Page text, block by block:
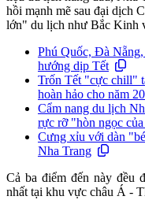
hồi mạnh mẽ sau đại dịch
lớn" du lịch như Bắc Kinh
Phú Quốc, Đà
hướng dịp Tết
Trốn Tết "cực chill"
hoàn hảo cho năm
Cẩm nang du lịch
rực rỡ "hòn ngọc
Cưng xỉu với dàn
Nha Trang
Cả ba điểm đến này đều
nhất tại khu vực châu Á -